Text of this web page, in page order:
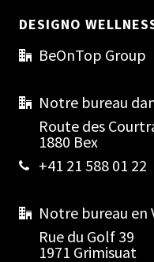
DESIGNO
BeOnTop Group
Notre bureau
Route des
1880 Bex
+41 21 588 01 22
Notre bureau en
Rue du Golf 39
1971 Grimisuat